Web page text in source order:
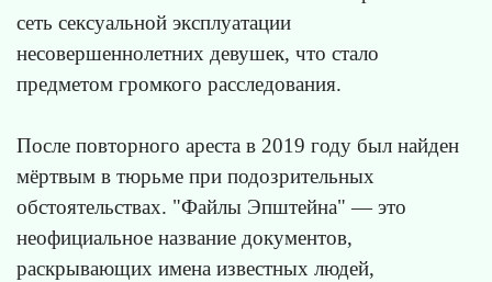
сеть сексуальной эксплуатации
несовершеннолетних девушек, что стало
предметом громкого расследования.
После повторного ареста в 2019 году был найден
мёртвым в тюрьме при подозрительных
обстоятельствах. "Файлы Эпштейна" — это
неофициальное название документов,
раскрывающих имена известных людей,